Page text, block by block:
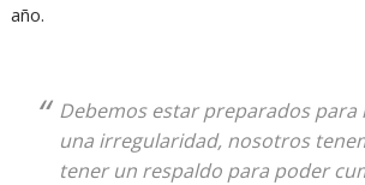
año.
Debemos estar preparados para
una irregularidad, nosotros
tener un respaldo para poder